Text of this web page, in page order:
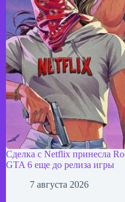
Сделка с Netflix принесла
GTA 6 еще до релиза игры
7 августа 2026